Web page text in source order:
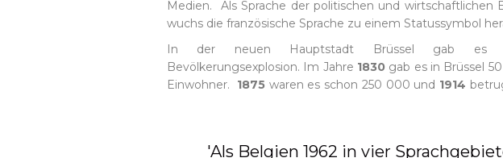
Medien. Als Sprache der politischen und wirtschaftlichen
wuchs die französische Sprache zu einem Statussymbol
In der neuen Hauptstadt Brüssel gab es
Bevölkerungsexplosion. Im Jahre 1830 gab es in Brüssel
Einwohner. 1875 waren es schon 250 000 und 1914
'Als Belgien 1962 in vier